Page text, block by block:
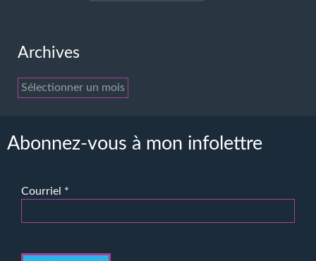
Archives
Archives
Abonnez-vous à mon infolettre
Courriel *